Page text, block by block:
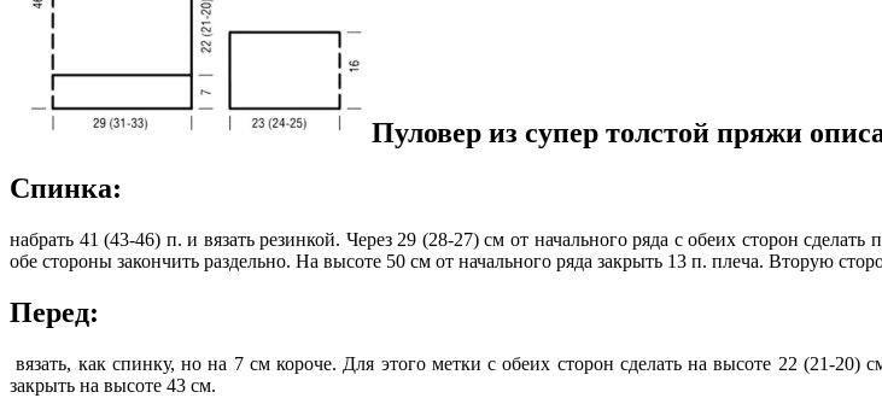
Пуловер из супер толстой пряжи
Спинка:
набрать 41 (43-46) п. и вязать резинкой. Через 29 (28-27) см от начального ряда с обеих сторон
обе стороны закончить раздельно. На высоте 50 см от начального ряда закрыть 13 п. плеча. Вторую
Перед:
вязать, как спинку, но на 7 см короче. Для этого метки с обеих сторон сделать на высоте 22 (21-
закрыть на высоте 43 см.